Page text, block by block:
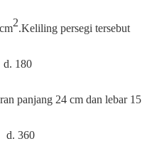
2.Keliling persegi tersebut
d. 180
panjang 24 cm dan lebar 15
d. 360